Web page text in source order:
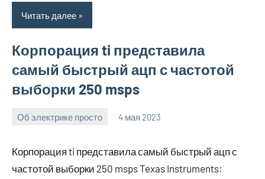
Читать далее
Корпорация ti представила
самый быстрый ацп с частотой
выборки 250 msps
Об электрике просто 4 мая 2023
bike_moskva_
Корпорация ti представила самый быстрый ацп с
частотой выборки 250 msps Texas Instruments: